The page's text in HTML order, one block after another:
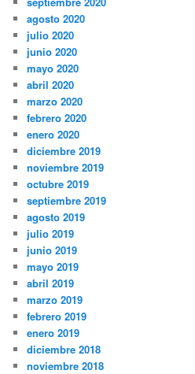
agosto 2020
julio 2020
junio 2020
mayo 2020
abril 2020
marzo 2020
febrero 2020
enero 2020
diciembre 2019
noviembre 2019
octubre 2019
septiembre 2019
agosto 2019
julio 2019
junio 2019
mayo 2019
abril 2019
marzo 2019
febrero 2019
enero 2019
diciembre 2018
noviembre 2018